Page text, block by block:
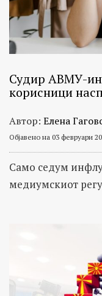
Судир АВМУ-
корисници
Автор: Елена
Објавено на 03 февруари
Само седум
медиумскиот